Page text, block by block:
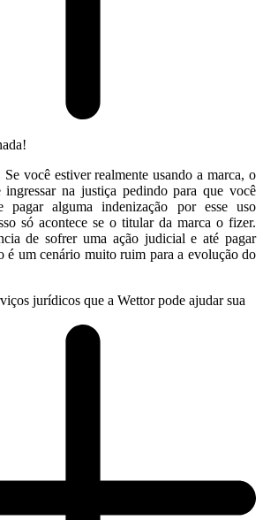
você estiver realmente usando a marca, o
ingressar na justiça pedindo para que você
pagar alguma indenização por esse uso
só acontece se o titular da marca o fizer.
de sofrer uma ação judicial e até pagar
é um cenário muito ruim para a evolução do
jurídicos que a Wettor pode ajudar sua